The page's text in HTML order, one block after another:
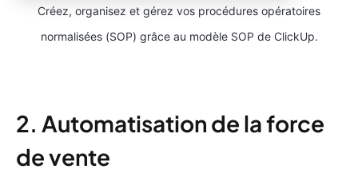
Créez, organisez et gérez vos procédures opératoires
normalisées (SOP) grâce au modèle SOP de ClickUp.
2. Automatisation de la force
de vente